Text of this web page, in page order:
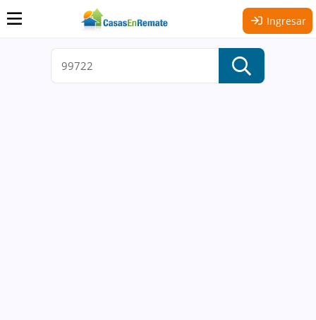
Ingresar